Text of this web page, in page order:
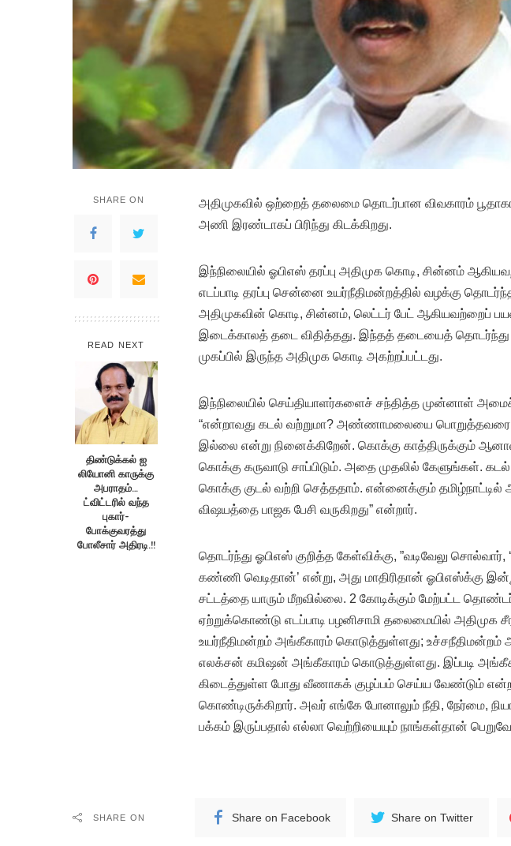
SHARE ON
READ NEXT
திண்டுக்கல் ஐ
லியோனி காருக்கு
அபராதம்…
ட்விட்டரில் வந்த
புகார்-
போக்குவரத்து
போலீசார் அதிரடி.!!
அதிமுகவில் ஒற்றைத் தலைமை தொடர்பான விவகாரம்
அணி இரண்டாகப் பிரிந்து கிடக்கிறது.
இந்நிலையில் ஓபிஎஸ் தரப்பு அதிமுக கொடி, சின்னம்
எடப்பாடி தரப்பு சென்னை உயர்நீதிமன்றத்தில் வழக்கு
அதிமுகவின் கொடி, சின்னம், லெட்டர் பேட் ஆகியவற்றைப்
இடைக்காலத் தடை விதித்தது. இந்தத் தடையைத் தொடர்ந்து
முகப்பில் இருந்த அதிமுக கொடி அகற்றப்பட்டது.
இந்நிலையில் செய்தியாளர்களைச் சந்தித்த முன்னாள்
“என்றாவது கடல் வற்றுமா? அண்ணாமலையை பொறுத்தவரை
இல்லை என்று நினைக்கிறேன். கொக்கு காத்திருக்கும்
கொக்கு கருவாடு சாப்பிடும். அதை முதலில் கேளுங்கள். கடல்
கொக்கு குடல் வற்றி செத்ததாம். என்னைக்கும் தமிழ்நாட்டில்
விஷயத்தை பாஜக பேசி வருகிறது” என்றார்.
தொடர்ந்து ஓபிஎஸ் குறித்த கேள்விக்கு, ”வடிவேலு
கண்ணி வெடிதான்’ என்று, அது மாதிரிதான் ஓபிஎஸ்க்கு
சட்டத்தை யாரும் மீறவில்லை. 2 கோடிக்கும் மேற்பட்ட
ஏற்றுக்கொண்டு எடப்பாடி பழனிசாமி தலைமையில் அதிமுக
உயர்நீதிமன்றம் அங்கீகாரம் கொடுத்துள்ளது; உச்சநீதிமன்றம்
எலக்சன் கமிஷன் அங்கீகாரம் கொடுத்துள்ளது. இப்படி
கிடைத்துள்ள போது வீணாகக் குழப்பம் செய்ய வேண்டும் என்ற
கொண்டிருக்கிறார். அவர் எங்கே போனாலும் நீதி, நேர்மை,
பக்கம் இருப்பதால் எல்லா வெற்றியையும் நாங்கள்தான்
SHARE ON Share on Facebook Share on Twitter